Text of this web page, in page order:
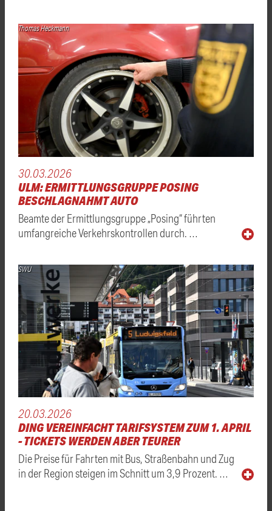
Thomas Heckmann
30.03.2026
ULM: ERMITTLUNGSGRUPPE POSING
BESCHLAGNAHMT AUTO
Beamte der Ermittlungsgruppe „Posing“ führten
umfangreiche Verkehrskontrollen durch. …
SWU
20.03.2026
DING VEREINFACHT TARIFSYSTEM ZUM 1. APRIL
- TICKETS WERDEN ABER TEURER
Die Preise für Fahrten mit Bus, Straßenbahn und Zug
in der Region steigen im Schnitt um 3,9 Prozent. …